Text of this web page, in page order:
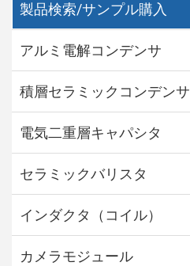
製品検索/サンプル購入
アルミ電解コンデンサ
積層セラミックコンデンサ
電気二重層キャパシタ
セラミックバリスタ
インダクタ（コイル）
カメラモジュール